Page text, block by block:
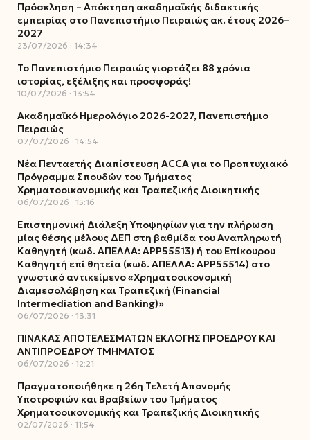
Πρόσκληση – Απόκτηση ακαδημαϊκής διδακτικής
εμπειρίας στο Πανεπιστήμιο Πειραιώς ακ. έτους 2026–
2027
23/07/2026 14:34
Το Πανεπιστήμιο Πειραιώς γιορτάζει 88 χρόνια
ιστορίας, εξέλιξης και προσφοράς!
10/07/2026 13:54
Ακαδημαϊκό Ημερολόγιο 2026-2027, Πανεπιστήμιο
Πειραιώς
07/07/2026 14:54
Νέα Πενταετής Διαπίστευση ACCA για το Προπτυχιακό
Πρόγραμμα Σπουδών του Τμήματος
Χρηματοοικονομικής και Τραπεζικής Διοικητικής
06/07/2026 15:16
Επιστημονική Διάλεξη Υποψηφίων για την πλήρωση
μίας θέσης μέλους ΔΕΠ στη βαθμίδα του Αναπληρωτή
Καθηγητή (κωδ. ΑΠΕΛΛΑ: ΑΡΡ55513) ή του Επίκουρου
Καθηγητή επί θητεία (κωδ. ΑΠΕΛΛΑ: ΑΡΡ55514) στο
γνωστικό αντικείμενο «Χρηματοοικονομική
Διαμεσολάβηση και Τραπεζική (Financial
Intermediation and Banking)»
06/07/2026 13:31
ΠΙΝΑΚΑΣ ΑΠΟΤΕΛΕΣΜΑΤΩΝ ΕΚΛΟΓΗΣ ΠΡΟΕΔΡΟΥ ΚΑΙ
ΑΝΤΙΠΡΟΕΔΡΟΥ ΤΜΗΜΑΤΟΣ
06/07/2026 12:21
Πραγματοποιήθηκε η 26η Τελετή Απονομής
Υποτροφιών και Βραβείων του Τμήματος
Χρηματοοικονομικής και Τραπεζικής Διοικητικής
02/07/2026 11:54